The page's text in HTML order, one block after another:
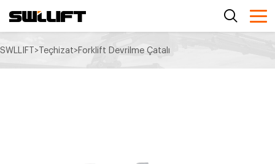
SWLLIFT>Teçhizat>Forklift Devrilme Çatalı